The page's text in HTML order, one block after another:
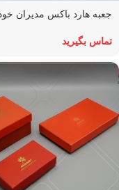
جعبه هارد باکس مدیران‌
تماس بگیرید